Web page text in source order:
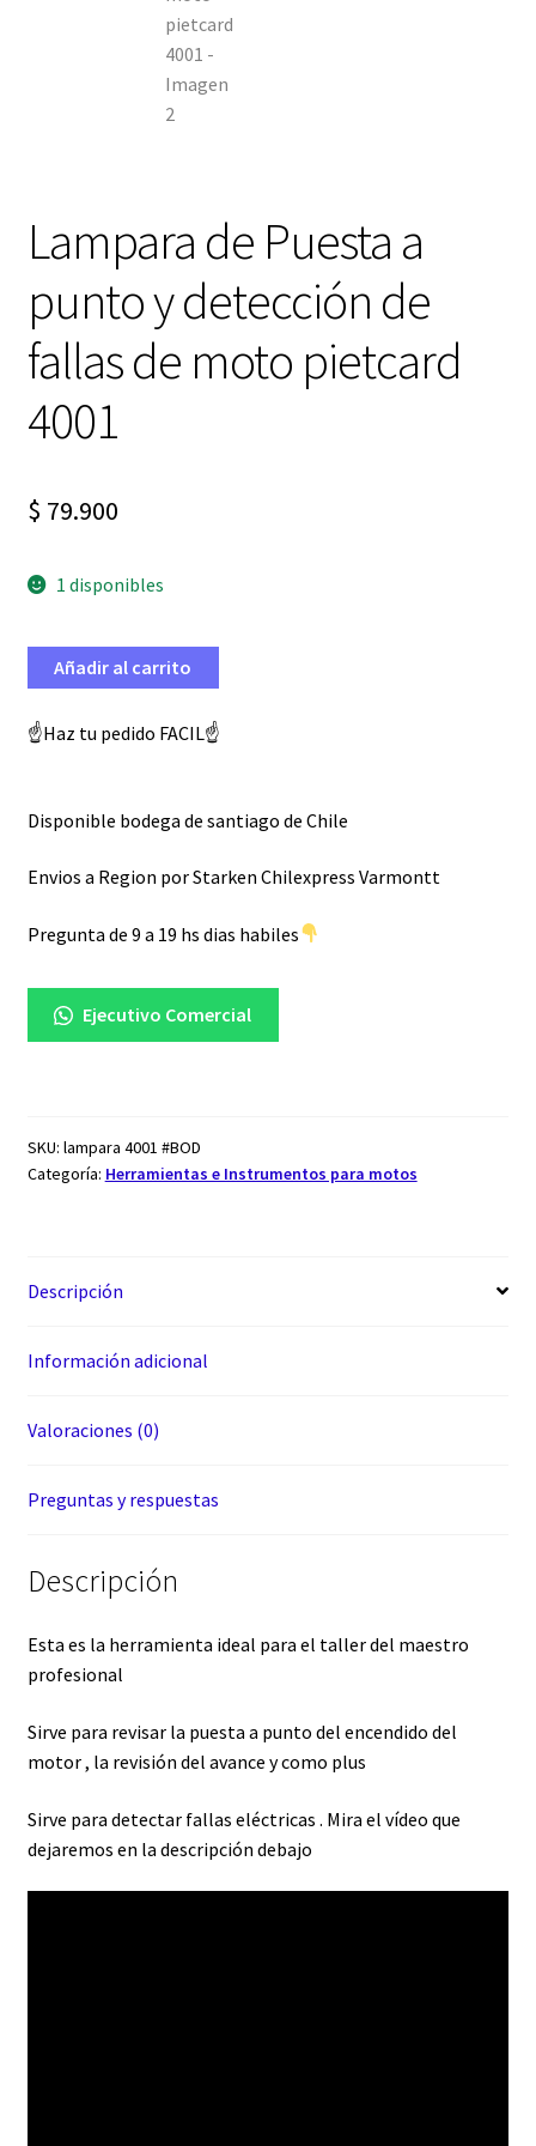
Lampara de Puesta a
punto y detección de
fallas de moto pietcard
4001
$ 79.900
1 disponibles
Añadir al carrito
☝️Haz tu pedido FACIL☝️
Disponible bodega de santiago de Chile
Envios a Region por Starken Chilexpress Varmontt
Pregunta de 9 a 19 hs dias habiles
Ejecutivo Comercial
SKU: lampara 4001 #BOD
Categoría: Herramientas e Instrumentos para motos
Descripción
Información adicional
Valoraciones (0)
Preguntas y respuestas
Descripción
Esta es la herramienta ideal para el taller del maestro
profesional
Sirve para revisar la puesta a punto del encendido del
motor , la revisión del avance y como plus
Sirve para detectar fallas eléctricas . Mira el vídeo que
dejaremos en la descripción debajo